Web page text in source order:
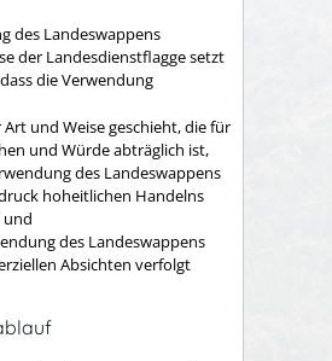
des Landeswappens
der Landesdienstflagge setzt
die Verwendung
und Weise geschieht, die für
und Würde abträglich ist,
des Landeswappens
hoheitlichen Handelns
und
des Landeswappens
Absichten verfolgt